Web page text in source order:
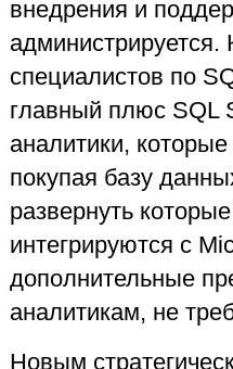
внедрения и
специалистов по
главный плюс SQL
аналитики,
покупая базу
развернуть
интегрируются с
дополнительные
аналитикам, не
Новым